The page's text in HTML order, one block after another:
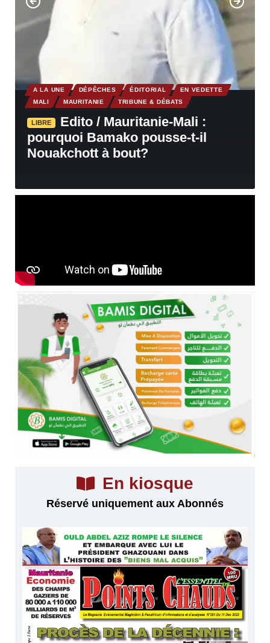
A LA UNE DÉPÊCHES ÉDITORIAL
EN VEDETTE
MALI
MAURITANIE TRIBUNE & DÉBATS
LIBRE
Edito / Mauritanie-Mali :
pourquoi Bamako pousse-t-il
Nouakchott à bout?
En kiosque
Réservé uniquement aux Abonnés